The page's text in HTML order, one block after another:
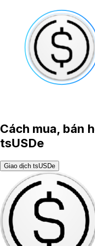
Cách mua, bán
tsUSDe
Giao dịch tsUSDe